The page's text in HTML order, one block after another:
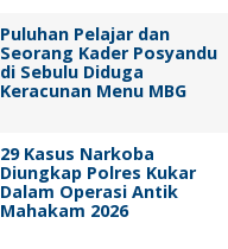
Puluhan Pelajar dan
Seorang Kader Posyandu
di Sebulu Diduga
Keracunan Menu MBG
29 Kasus Narkoba
Diungkap Polres Kukar
Dalam Operasi Antik
Mahakam 2026